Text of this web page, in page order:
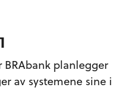
planlegger
av systemene sine i